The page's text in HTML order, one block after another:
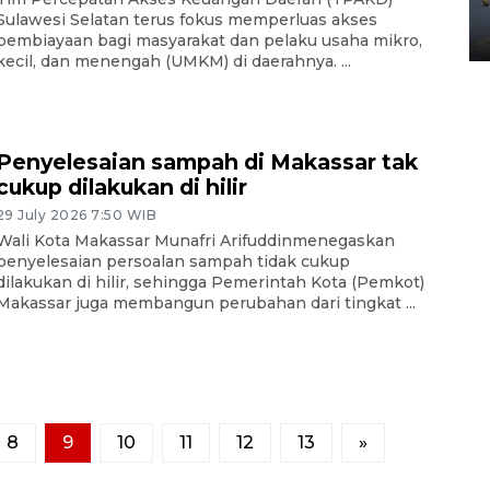
Selatan terus fokus memperluas akses
bagi masyarakat dan pelaku usaha mikro,
dan menengah (UMKM) di daerahnya. ...
sampah di Makassar tak
dilakukan di hilir
July 2026 7:50 WIB
Kota Makassar Munafri Arifuddinmenegaskan
persoalan sampah tidak cukup
di hilir, sehingga Pemerintah Kota (Pemkot)
juga membangun perubahan dari tingkat ...
8 9 10 11 12 13 »
02 April 2026 12:51 WIB